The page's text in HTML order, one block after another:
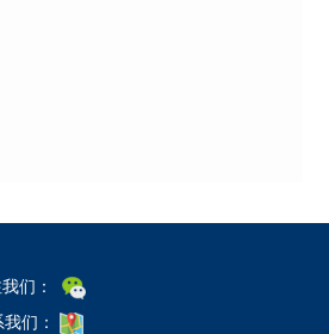
们：
们：